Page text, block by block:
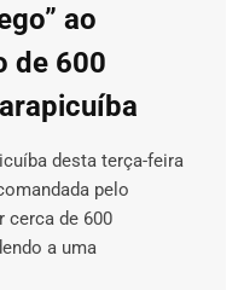
ao
de 600
desta terça-feira
pelo
cerca de 600
a uma